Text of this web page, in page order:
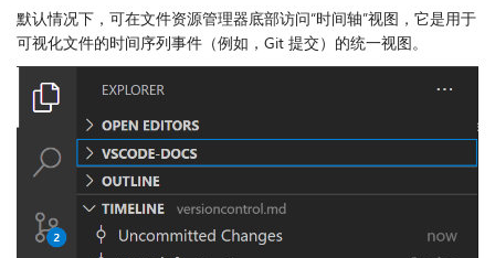
默认情况下，可在文件资源管理器底部访问“时间轴”视图，它是用于
可视化文件的时间序列事件（例如，Git 提交）的统一视图。